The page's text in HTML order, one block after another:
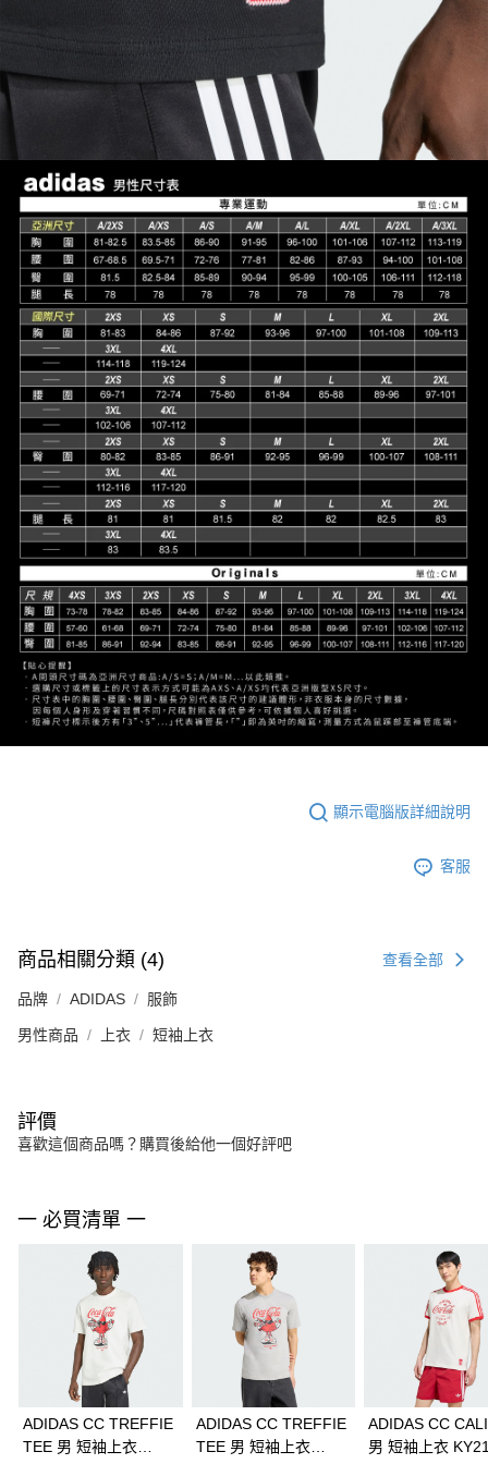
顯示電腦版詳細說明
客服
商品相關分類 (4) 查看全部
品牌 ADIDAS 服飾
男性商品 上衣 短袖上衣
評價
喜歡這個商品嗎？購買後給他一個好評吧
一 必買清單 一
ADIDAS CC TREFFIE
TEE 男 短袖上衣
ADIDAS CC TREFFIE
TEE 男 短袖上衣
ADIDAS CC
男 短袖上衣